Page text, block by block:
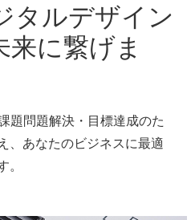
タルデザイン
来に繋げま
題問題解決・目標達成のた
、あなたのビジネスに最適